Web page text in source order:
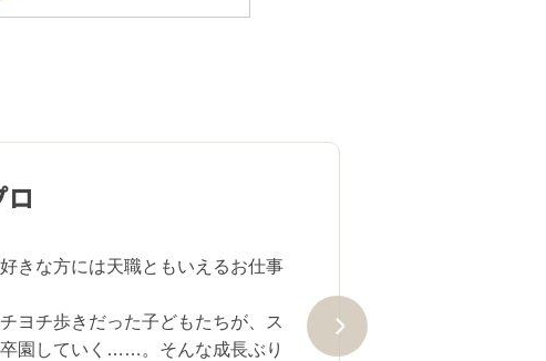
きな方には天職ともいえるお仕事
ヨチ歩きだった子どもたちが、ス
園していく……。そんな成長ぶり